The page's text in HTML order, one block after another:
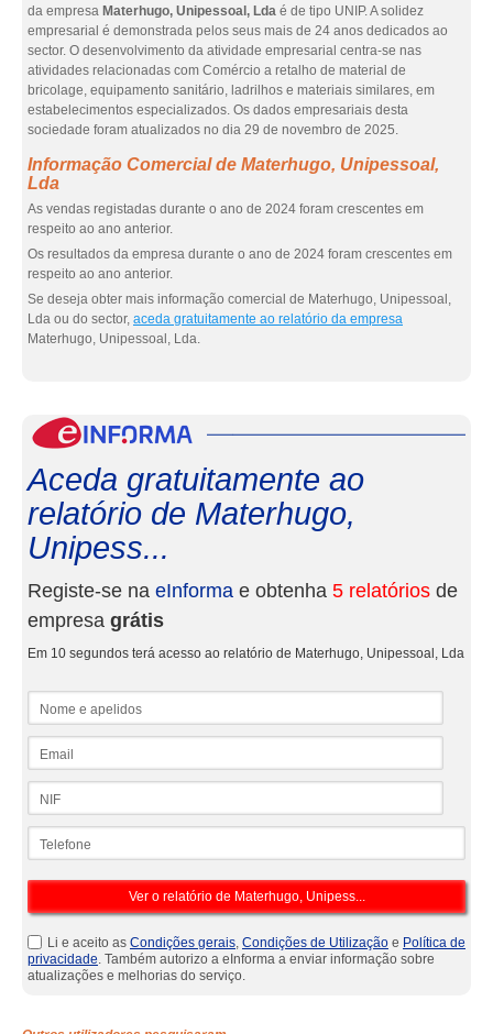
da empresa Materhugo, Unipessoal, Lda é de tipo UNIP. A solidez
empresarial é demonstrada pelos seus mais de 24 anos dedicados ao
sector. O desenvolvimento da atividade empresarial centra-se nas
atividades relacionadas com Comércio a retalho de material de
bricolage, equipamento sanitário, ladrilhos e materiais similares, em
estabelecimentos especializados. Os dados empresariais desta
sociedade foram atualizados no dia 29 de novembro de 2025.
Informação Comercial de Materhugo, Unipessoal,
Lda
As vendas registadas durante o ano de 2024 foram crescentes em
respeito ao ano anterior.
Os resultados da empresa durante o ano de 2024 foram crescentes em
respeito ao ano anterior.
Se deseja obter mais informação comercial de Materhugo, Unipessoal,
Lda ou do sector, aceda gratuitamente ao relatório da empresa
Materhugo, Unipessoal, Lda.
Aceda gratuitamente ao
relatório de Materhugo,
Unipess...
Registe-se na eInforma e obtenha 5 relatórios de
empresa grátis
Em 10 segundos terá acesso ao relatório de Materhugo, Unipessoal, Lda
Li e aceito as Condições gerais, Condições de Utilização e Política de
privacidade. Também autorizo a eInforma a enviar informação sobre
atualizações e melhorias do serviço.